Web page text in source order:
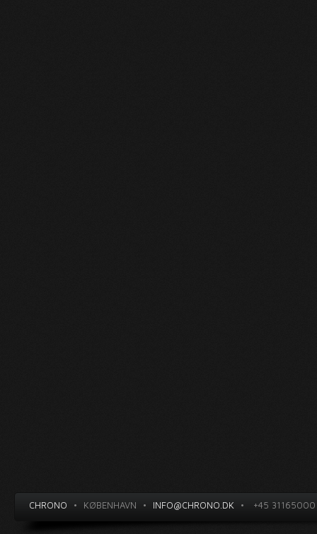
CHRONO • KØBENHAVN • INFO@CHRONO.DK • +45 31165000